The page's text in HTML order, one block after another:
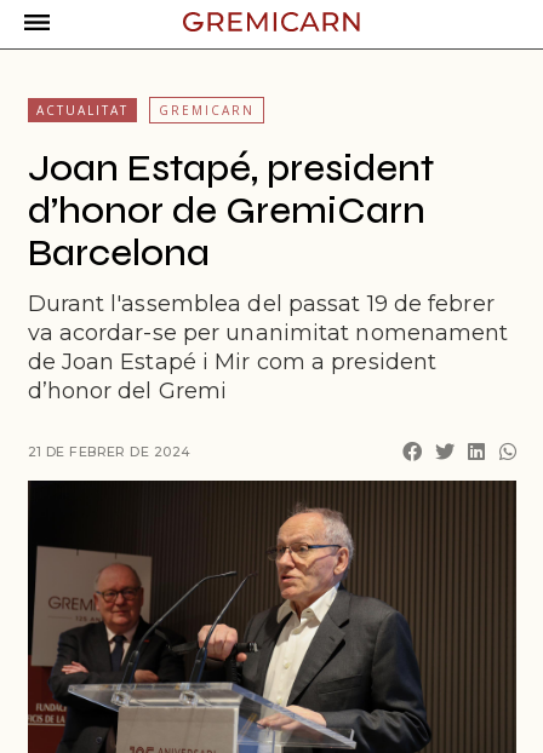
ACTUALITAT GREMICARN
Joan Estapé, president
d’honor de GremiCarn
Barcelona
Durant l'assemblea del passat 19 de febrer
va acordar-se per unanimitat nomenament
de Joan Estapé i Mir com a president
d’honor del Gremi